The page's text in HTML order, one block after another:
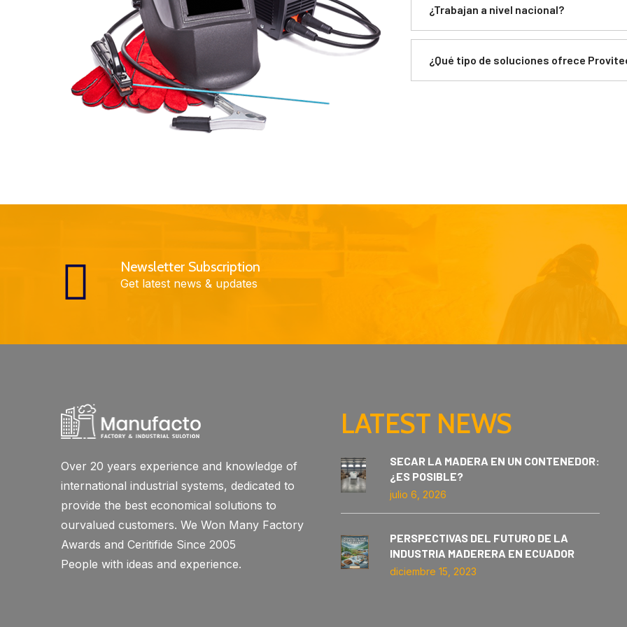
¿Trabajan a nivel nacional?
¿Qué tipo de soluciones ofrece
Newsletter Subscription
Get latest news & updates
Over 20 years experience and knowledge of
international industrial systems, dedicated to
provide the best economical solutions to
ourvalued customers. We Won Many Factory
Awards and Ceritifide Since 2005
People with ideas and experience.
LATEST NEWS
SECAR LA MADERA EN UN CONTENEDOR:
¿ES POSIBLE?
julio 6, 2026
PERSPECTIVAS DEL FUTURO DE LA
INDUSTRIA MADERERA EN ECUADOR
diciembre 15, 2023